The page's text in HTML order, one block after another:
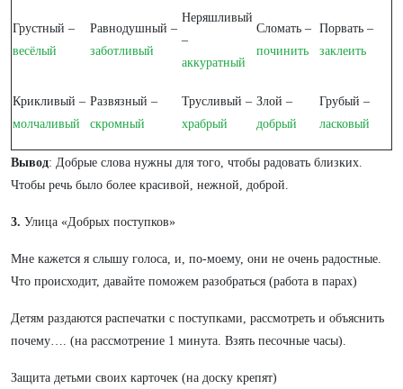
Грустный –
весёлый
Равнодушный –
заботливый
Неряшливый
–
аккуратный
Сломать –
починить
Порвать –
заклеить
Крикливый –
молчаливый
Развязный –
скромный
Трусливый –
храбрый
Злой –
добрый
Грубый –
ласковый
Вывод: Добрые слова нужны для того, чтобы радовать близких.
Чтобы речь было более красивой, нежной, доброй.
3. Улица «Добрых поступков»
Мне кажется я слышу голоса, и, по-моему, они не очень радостные.
Что происходит, давайте поможем разобраться (работа в парах)
Детям раздаются распечатки с поступками, рассмотреть и объяснить
почему…. (на рассмотрение 1 минута. Взять песочные часы).
Защита детьми своих карточек (на доску крепят)